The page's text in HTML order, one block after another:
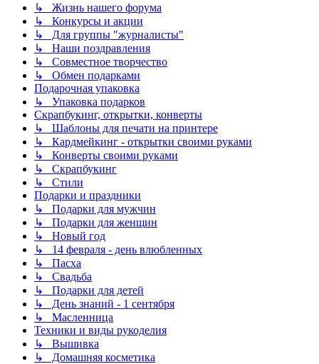
↳ Жизнь нашего форума
↳ Конкурсы и акции
↳ Для группы "журналисты"
↳ Наши поздравления
↳ Совместное творчество
↳ Обмен подарками
Подарочная упаковка
↳ Упаковка подарков
Скрапбукинг, открытки, конверты
↳ Шаблоны для печати на принтере
↳ Кардмейкинг - открытки своими руками
↳ Конверты своими руками
↳ Скрапбукинг
↳ Стили
Подарки и праздники
↳ Подарки для мужчин
↳ Подарки для женщин
↳ Новый год
↳ 14 февраля - день влюбленных
↳ Пасха
↳ Свадьба
↳ Подарки для детей
↳ День знаний - 1 сентября
↳ Масленница
Техники и виды рукоделия
↳ Вышивка
↳ Домашняя косметика